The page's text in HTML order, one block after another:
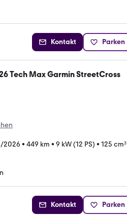
Kontakt Parken
Tech Max Garmin StreetCross
2026• 449 km • 9 kW (12 PS) • 125 cm³
Kontakt Parken